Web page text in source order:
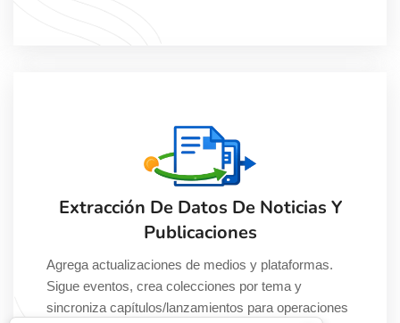
Extracción De Datos De Noticias Y
Publicaciones
Agrega actualizaciones de medios y plataformas.
Sigue eventos, crea colecciones por tema y
sincroniza capítulos/lanzamientos para operaciones